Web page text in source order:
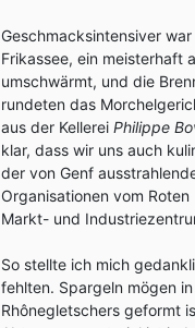
Geschmacksintensiver
Frikassee, ein meisterhaft
umschwärmt, und die
rundeten das
aus der Kellerei Philippe
klar, dass wir uns auch
der von Genf
Organisationen vom
Markt- und
So stellte ich mich
fehlten. Spargeln mögen
Rhônegletschers geformt